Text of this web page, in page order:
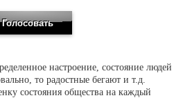
настроение, состояние людей
то радостные бегают и т.д.
состояния общества на каждый